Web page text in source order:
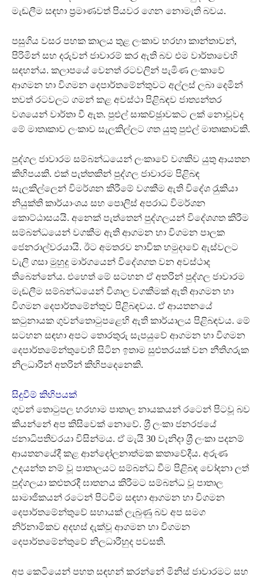
මැඬලීම සඳහා ප‍්‍රමාණවත් පියවර ගෙන නොමැති බවය.
පසුගිය වසර පහක කාලය තුළ ලංකාව හරහා කාන්තාවන්,
පිරිමින් සහ දරුවන් ජාවාරම් කර ඇති බව එම වාර්තාවෙහි
සඳහන්ය. කලාපයේ වෙනත් රටවලින් පැමිණ ලංකාවේ
ආගමන හා විගමන දෙපාර්තමේන්තුවට අල්ලස් ලබා දෙමින්
තවත් රටවලට ගමන් කළ අවස්ථා පිළිබඳව ජාත්‍යන්තර
වශයෙන් වාර්තා වී ඇත. පුළුල් සාකච්ඡුාවකට ලක් නොවූවද
මේ මාතෘකාව ලංකාව සැලකිල්ලට ගත යුතු පුළුල් මාතෘකාවකි.
පුද්ගල ජාවාරම සම්බන්ධයෙන් ලංකාවේ වගකිව යුතු ආයතන
කිහිපයකි. එක් පැත්තකින් පුද්ගල ජාවාරම පිළිබඳ
සැලකිල්ලෙන් විමර්ශන කිරීමේ වගකීම ඇති විදේශ රැුකියා
නියුක්ති කාර්යාංශය සහ පොලිස් අපරාධ විමර්ශන
කොට්ඨාසයයි. අනෙක් පැත්තෙන් පුද්ගලයන් විදේශගත කිරීම
සම්බන්ධයෙන් වගකීම ඇති ආගමන හා විගමන පාලක
ජෙනරාල්වරයායි. ඊට අමතරව නාවික හමුදාවේ ඇස්වලට
වැලි ගසා මුහුදු මාර්ගයෙන් විදේශගත වන අවස්ථාද
තිබෙන්නේය. එහෙත් මේ සටහන ඒ අතරින් පුද්ගල ජාවාරම
මැඬලීම සම්බන්ධයෙන් විශාල වගකීමක් ඇති ආගමන හා
විගමන දෙපාර්තමේන්තුව පිළිබඳවය. ඒ ආයතනයේ
කටුනායක ගුවන්තොටුපළෙහි ඇති කාර්යාලය පිළිබඳවය. මේ
සටහන සඳහා අපට තොරතුරු සැපයුවේ ආගමන හා විගමන
දෙපාර්තමේන්තුවෙහි සිටින ඉතාම සුළුතරයක් වන නීතිගරුක
නිලධාරීන් අතරින් කිහිපදෙනෙකි.
සිදුවීම් කිහිපයක්
ගුවන් තොටුපල හරහාම පාතාල නායකයන් රටෙන් පිටවූ බව
කියන්නේ අප කිසිවෙක් නොවේ. ශ‍්‍රී ලංකා ජනරජයේ
ජනාධිපතිවරයා විසින්මය. ඒ මැයි 30 වැනිදා ශ‍්‍රී ලංකා පදනම්
ආයතනයේදී කළ ආන්දෝලනාත්මක කතාවේදීය. අරුණ
උදයන්ත නම් වූ පාතාලයට සම්බන්ධ වීම පිළිබඳ චෝදනා ලත්
පුද්ගලයා කළුතරදී ඝාතනය කිරීමට සම්බන්ධ වූ පාතාල
සාමාජිකයන් රටෙන් පිටවීම සඳහා ආගමන හා විගමන
දෙපාර්තමේන්තුවේ සහායක් ලැබුණු බව අප සමග
නිර්නාමිකව අදහස් දැක්වූ ආගමන හා විගමන
දෙපාර්තමේන්තුවේ නිලධාරීහුද පවසති.
අප කෙටියෙන් පහත සඳහන් කරන්නේ මිනිස් ජාවාරමට සහ